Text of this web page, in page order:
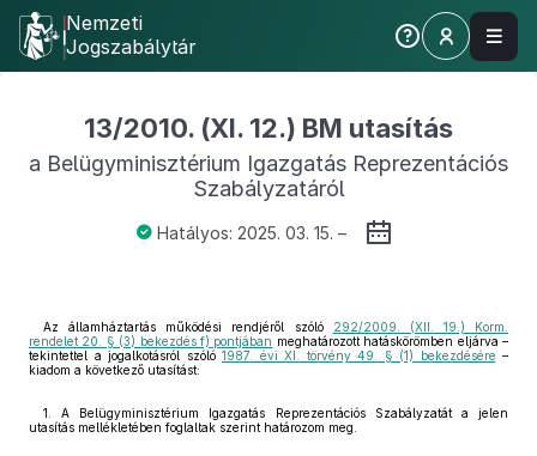
Nemzeti
Jogszabálytár
13/2010. (XI. 12.) BM utasítás
a Belügyminisztérium Igazgatás Reprezentációs
Szabályzatáról
Hatályos: 2025. 03. 15. –
Az államháztartás működési rendjéről szóló
292/2009. (XII. 19.) Korm.
rendelet 20. § (3) bekezdés f) pontjában meghatározott hatáskörömben eljárva –
tekintettel a jogalkotásról szóló 1987. évi XI. törvény 49. § (1) bekezdésére –
kiadom a következő utasítást:
1. A Belügyminisztérium Igazgatás Reprezentációs Szabályzatát a jelen
utasítás mellékletében foglaltak szerint határozom meg.